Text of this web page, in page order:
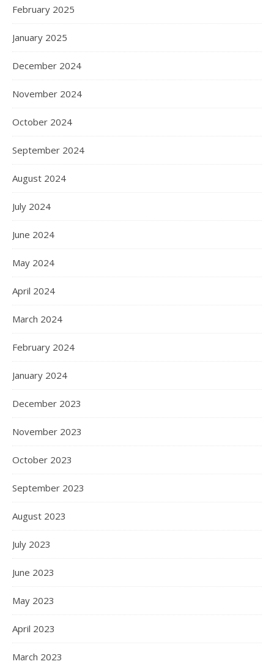
February 2025
January 2025
December 2024
November 2024
October 2024
September 2024
August 2024
July 2024
June 2024
May 2024
April 2024
March 2024
February 2024
January 2024
December 2023
November 2023
October 2023
September 2023
August 2023
July 2023
June 2023
May 2023
April 2023
March 2023